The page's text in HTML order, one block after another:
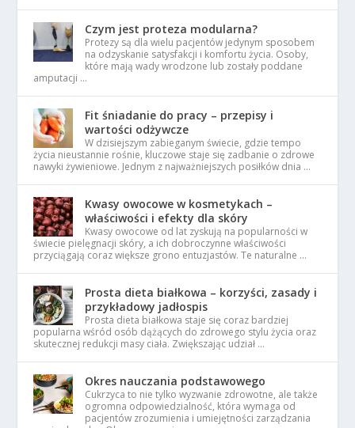
Czym jest proteza modularna?
Protezy są dla wielu pacjentów jedynym sposobem
na odzyskanie satysfakcji i komfortu życia. Osoby,
które mają wady wrodzone lub zostały poddane
amputacji …
Fit śniadanie do pracy – przepisy i
wartości odżywcze
W dzisiejszym zabieganym świecie, gdzie tempo
życia nieustannie rośnie, kluczowe staje się zadbanie o zdrowe
nawyki żywieniowe. Jednym z najważniejszych posiłków dnia …
Kwasy owocowe w kosmetykach –
właściwości i efekty dla skóry
Kwasy owocowe od lat zyskują na popularności w
świecie pielęgnacji skóry, a ich dobroczynne właściwości
przyciągają coraz większe grono entuzjastów. Te naturalne …
Prosta dieta białkowa – korzyści, zasady i
przykładowy jadłospis
Prosta dieta białkowa staje się coraz bardziej
popularna wśród osób dążących do zdrowego stylu życia oraz
skutecznej redukcji masy ciała. Zwiększając udział …
Okres nauczania podstawowego
Cukrzyca to nie tylko wyzwanie zdrowotne, ale także
ogromna odpowiedzialność, która wymaga od
pacjentów zrozumienia i umiejętności zarządzania